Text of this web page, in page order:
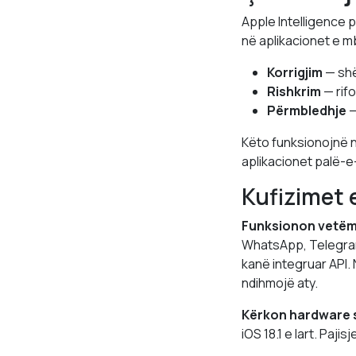
Apple Intelligence
në aplikacionet e
Korrigjim —
Rishkrim —
Përmbledhje
Këto funksionojnë
aplikacionet palë-
Kufizimet
Funksionon
WhatsApp,
kanë integruar API.
ndihmojë aty.
Kërkon hardware
iOS 18.1 e lart.